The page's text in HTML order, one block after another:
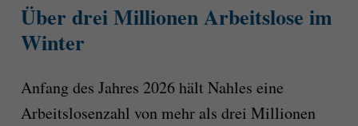
Über drei Millionen Arbeitslose im
Winter
Anfang des Jahres 2026 hält Nahles eine
Arbeitslosenzahl von mehr als drei Millionen